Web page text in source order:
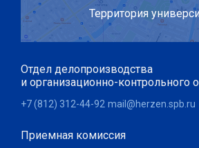
Территория
Отдел делопроизводства
и организационно-контрольного
+7 (812) 312-44-92 mail@herzen.spb.ru
Приемная комиссия